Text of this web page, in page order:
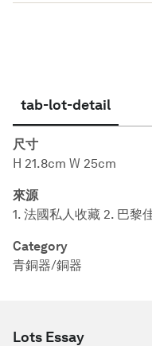
tab-lot-detail
尺寸
H 21.8cm W 25cm
來源
1. 法國私人收藏 2. 巴黎
Category
青銅器/銅器
Lots Essay